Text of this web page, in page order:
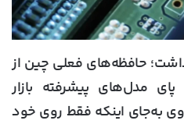
حافظه‌های فعلی چین از
مدل‌های پیشرفته بازار
به‌جای اینکه فقط روی خود